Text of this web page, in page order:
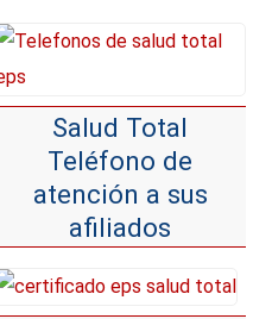
Salud Total
Teléfono de
atención a sus
afiliados